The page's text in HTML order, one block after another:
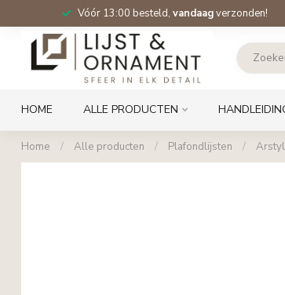
Vóór 13:00 besteld, vandaagverzonden!
HOME ALLE PRODUCTEN
Home / Alle producten / Plafondlijsten / Arstyl